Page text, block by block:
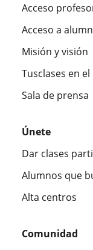
Acceso
Acceso a
Misión y visión
Tusclases en
Sala de prensa
Únete
Dar clases
Alumnos que
Alta centros
Comunidad